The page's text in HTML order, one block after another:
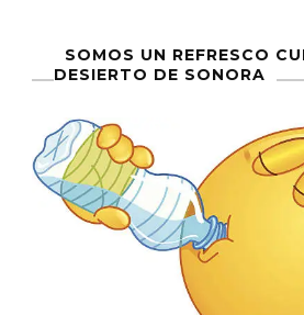
SOMOS UN REFRESCO
DESIERTO DE SONORA